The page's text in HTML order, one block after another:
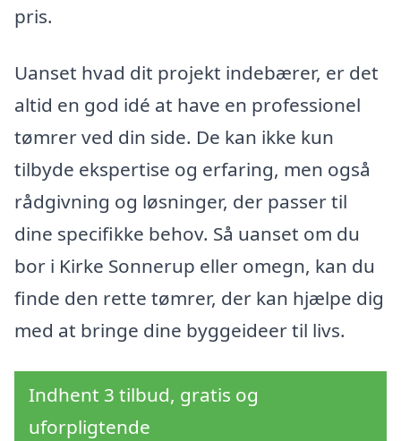
pris.
Uanset hvad dit projekt indebærer, er det
altid en god idé at have en professionel
tømrer ved din side. De kan ikke kun
tilbyde ekspertise og erfaring, men også
rådgivning og løsninger, der passer til
dine specifikke behov. Så uanset om du
bor i Kirke Sonnerup eller omegn, kan du
finde den rette tømrer, der kan hjælpe dig
med at bringe dine byggeideer til livs.
Indhent 3 tilbud, gratis og
uforpligtende